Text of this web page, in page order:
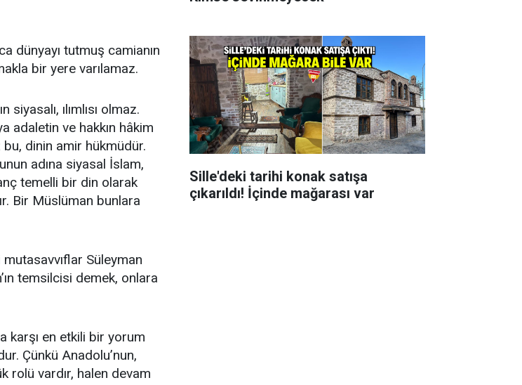
dünyayı tutmuş camianın
bir yere varılamaz.
ılımlısı olmaz.
adaletin ve hakkın hâkim
bu, dinin amir hükmüdür.
adına siyasal İslam,
temelli bir din olarak
Bir Müslüman bunlara
Süleyman
temsilcisi demek, onlara
karşı en etkili bir yorum
Çünkü Anadolu’nun,
rolü vardır, halen devam
Sille'deki tarihi konak satışa
çıkarıldı! İçinde mağarası var